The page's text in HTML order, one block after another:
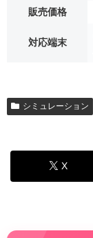
販売価格
対応端末
シミュレーション
X